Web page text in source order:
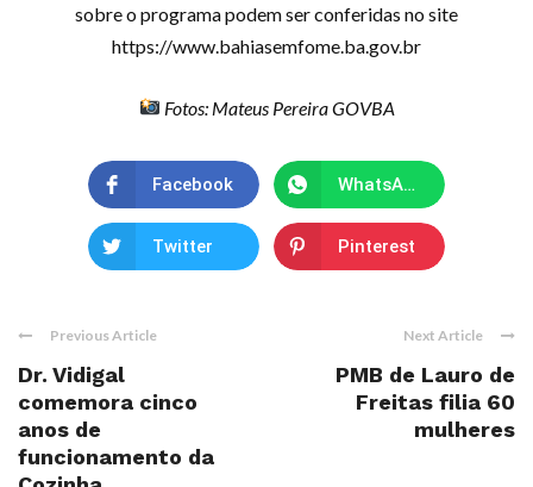
sobre o programa podem ser conferidas no site
https://www.bahiasemfome.ba.gov.br
Fotos: Mateus Pereira GOVBA
Facebook WhatsApp
Twitter Pinterest
Previous Article
Dr. Vidigal
comemora cinco
anos de
funcionamento da
Next Article
PMB de Lauro de
Freitas filia 60
mulheres